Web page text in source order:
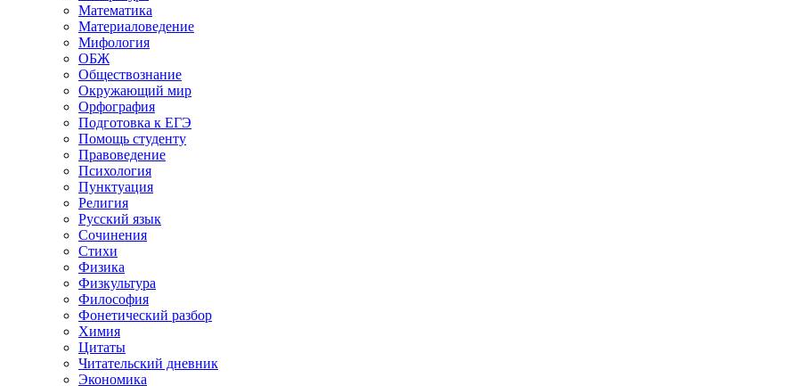
Математика
Материаловедение
Мифология
ОБЖ
Обществознание
Окружающий мир
Орфография
Подготовка к ЕГЭ
Помощь студенту
Правоведение
Психология
Пунктуация
Религия
Русский язык
Сочинения
Стихи
Физика
Физкультура
Философия
Фонетический разбор
Химия
Цитаты
Читательский дневник
Экономика